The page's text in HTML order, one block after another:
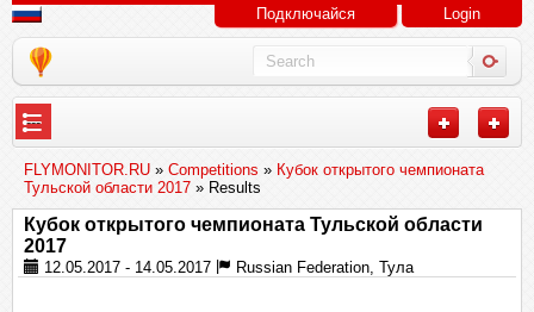
Подключайся Login
---
FLYMONITOR.RU » Competitions » Кубок открытого чемпионата
Тульской области 2017 » Results
Кубок открытого чемпионата Тульской области
2017
12.05.2017 - 14.05.2017 Russian Federation, Тула